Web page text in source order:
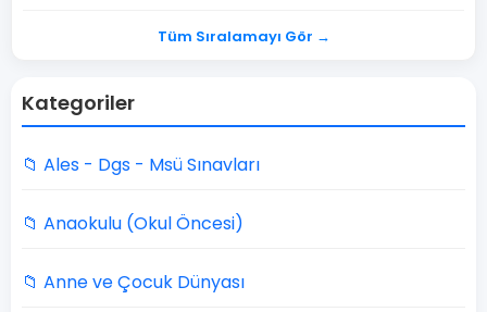
Tüm Sıralamayı Gör →
Kategoriler
📁 Ales - Dgs - Msü Sınavları
📁 Anaokulu (Okul Öncesi)
📁 Anne ve Çocuk Dünyası